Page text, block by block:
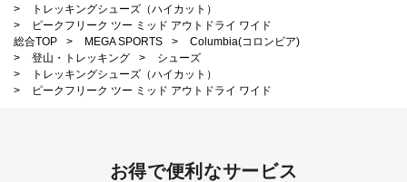
>
トレッキングシューズ（ハイカット）
>
ピークフリーク ツー ミッド アウトドライ ワイド
総合TOP
> MEGA SPORTS >
Columbia(コロンビア)
>
登山・トレッキング >
シューズ
>
トレッキングシューズ（ハイカット）
>
ピークフリーク ツー ミッド アウトドライ ワイド
お得で便利なサービス